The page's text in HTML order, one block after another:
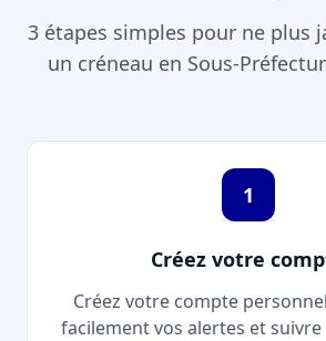
3 étapes simples pour ne plus
un créneau en Sous-
1
Créez votre
Créez votre compte
facilement vos alertes et